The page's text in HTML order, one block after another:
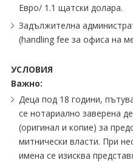
Евро/ 1.1 щатски долара.
Задължителна
(handling fee за офиса на
УСЛОВИЯ
Важно:
Деца под 18 години,
се нотариално заверена
(оригинал и копие) за
митнически власти. При
имена се изисква